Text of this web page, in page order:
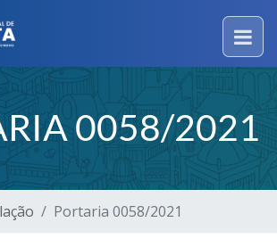
0058/2021
Portaria 0058/2021